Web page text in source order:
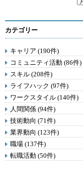
カテゴリー
キャリア (190件)
コミュニティ活動 (86件)
スキル (208件)
ライフハック (97件)
ワークスタイル (140件)
人間関係 (94件)
技術動向 (71件)
業界動向 (123件)
職場 (137件)
転職活動 (50件)